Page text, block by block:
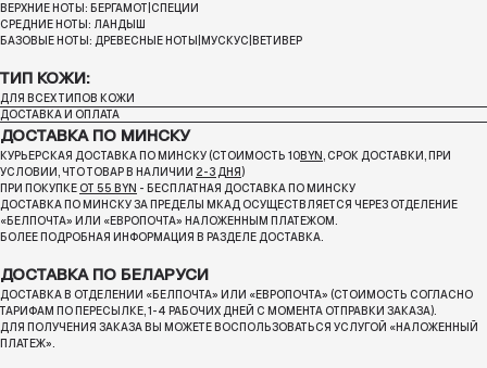
ВЕРХНИЕ НОТЫ: БЕРГАМОТ|СПЕЦИИ
СРЕДНИЕ НОТЫ: ЛАНДЫШ
БАЗОВЫЕ НОТЫ: ДРЕВЕСНЫЕ НОТЫ|МУСКУС|ВЕТИВЕР
ТИП КОЖИ:
ДЛЯ ВСЕХ ТИПОВ КОЖИ
ДОСТАВКА И ОПЛАТА
ДОСТАВКА ПО МИНСКУ
КУРЬЕРСКАЯ ДОСТАВКА ПО МИНСКУ (СТОИМОСТЬ 10BYN, СРОК ДОСТАВКИ, ПРИ
УСЛОВИИ, ЧТО ТОВАР В НАЛИЧИИ 2-3 ДНЯ )
ПРИ ПОКУПКЕ ОТ 55 BYN - БЕСПЛАТНАЯ ДОСТАВКА ПО МИНСКУ
ДОСТАВКА ПО МИНСКУ ЗА ПРЕДЕЛЫ МКАД ОСУЩЕСТВЛЯЕТСЯ ЧЕРЕЗ ОТДЕЛЕНИЕ
«БЕЛПОЧТА» ИЛИ «ЕВРОПОЧТА» НАЛОЖЕННЫМ ПЛАТЕЖОМ.
БОЛЕЕ ПОДРОБНАЯ ИНФОРМАЦИЯ В РАЗДЕЛЕ ДОСТАВКА.
ДОСТАВКА ПО БЕЛАРУСИ
ДОСТАВКА В ОТДЕЛЕНИИ «БЕЛПОЧТА» ИЛИ «ЕВРОПОЧТА» (СТОИМОСТЬ СОГЛАСНО
ТАРИФАМ ПО ПЕРЕСЫЛКЕ, 1-4 РАБОЧИХ ДНЕЙ С МОМЕНТА ОТПРАВКИ ЗАКАЗА).
ДЛЯ ПОЛУЧЕНИЯ ЗАКАЗА ВЫ МОЖЕТЕ ВОСПОЛЬЗОВАТЬСЯ УСЛУГОЙ «НАЛОЖЕННЫЙ
ПЛАТЕЖ».